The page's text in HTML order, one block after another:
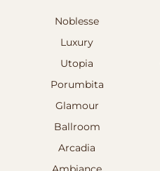
Noblesse
Luxury
Utopia
Porumbita
Glamour
Ballroom
Arcadia